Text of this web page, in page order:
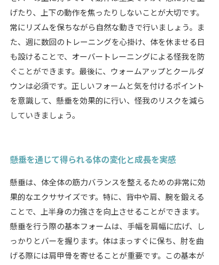
げたり、上下の動作を焦ったりしないことが大切です。
常にリズムを保ちながら自然な動きで行いましょう。ま
た、週に数回のトレーニングを心掛け、体を休ませる日
も設けることで、オーバートレーニングによる怪我を防
ぐことができます。最後に、ウォームアップとクールダ
ウンは必須です。正しいフォームと気を付けるポイント
を意識して、懸垂を効果的に行い、怪我のリスクを減ら
していきましょう。
懸垂を通じて得られる体の変化と成長を実感
懸垂は、体全体の筋力バランスを整えるための非常に効
果的なエクササイズです。特に、背中や肩、腕を鍛える
ことで、上半身の力強さを向上させることができます。
懸垂を行う際の基本フォームは、手幅を肩幅に広げ、し
っかりとバーを握ります。体はまっすぐに保ち、肘を曲
げる際には肩甲骨を寄せることが重要です。この基本が